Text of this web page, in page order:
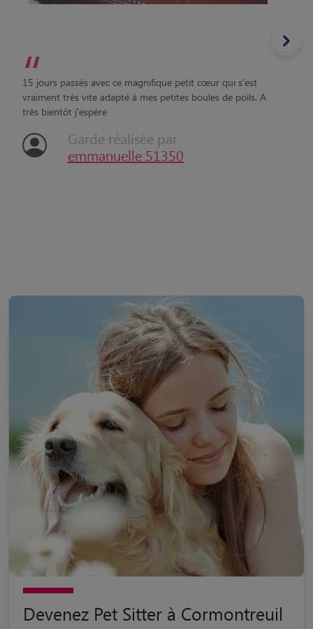
“
15 jours passés avec ce magnifique petit cœur qui s'est
vraiment très vite adapté à mes petites boules de poils. A
très bientôt j'espère
Garde réalisée par
emmanuelle 51350
Devenez Pet Sitter à Cormontreuil